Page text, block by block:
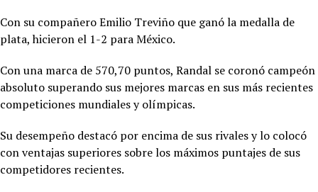
Con su compañero Emilio Treviño que ganó la medalla de
plata, hicieron el 1-2 para México.
Con una marca de 570,70 puntos, Randal se coronó campeón
absoluto superando sus mejores marcas en sus más recientes
competiciones mundiales y olímpicas.
Su desempeño destacó por encima de sus rivales y lo colocó
con ventajas superiores sobre los máximos puntajes de sus
competidores recientes.